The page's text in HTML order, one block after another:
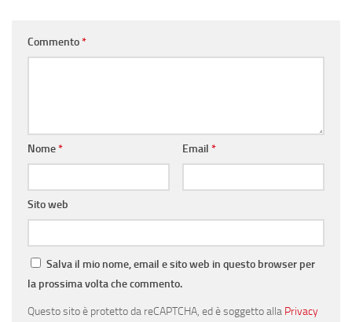
Commento*
Nome* Email *
Sito web
Salva il mio nome, email e sito web in questo browser per
la prossima volta che commento.
Questo sito è protetto da reCAPTCHA, ed è soggetto alla Privacy